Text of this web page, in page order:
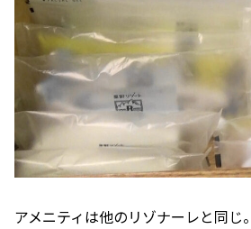
アメニティは他のリゾナーレと同じ。